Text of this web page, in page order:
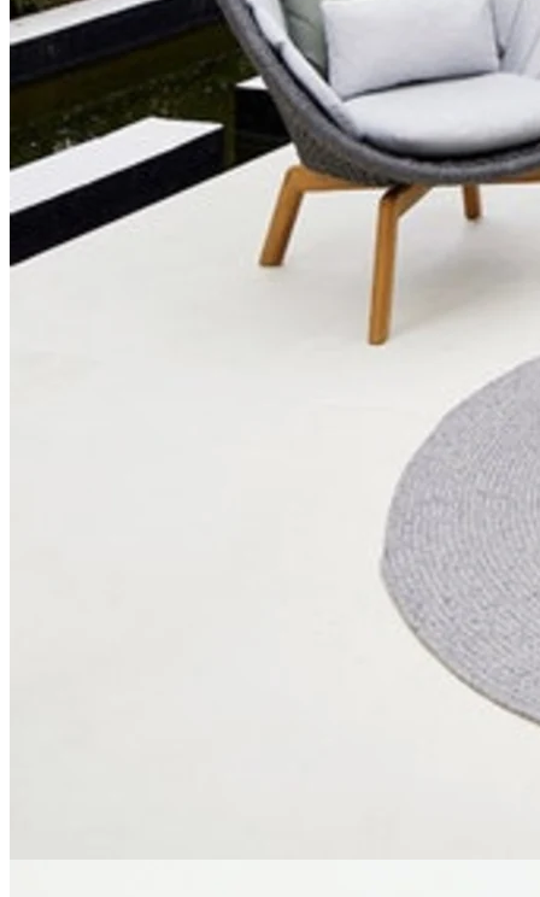
anvendelsesområde, man kan også have udemøbler indendørs. Når
vi taler om afslapningsområder og SPA, passer udemøbler perfekt til
områder med pools, vand og høj luftfugtighed. At udemøbler er så
modstandsdygtige over for fugt og forskellige vejrforhold er en
Tip! De smarte borde med aftagelig bakke hedder On-the-move og
fås i flere forskellige farver. De er lette og praktiske at flytte rundt
på, lige hvor man har brug for at sætte sin drink eller kaffekop.